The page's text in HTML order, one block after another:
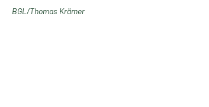
BGL/Thomas Krämer